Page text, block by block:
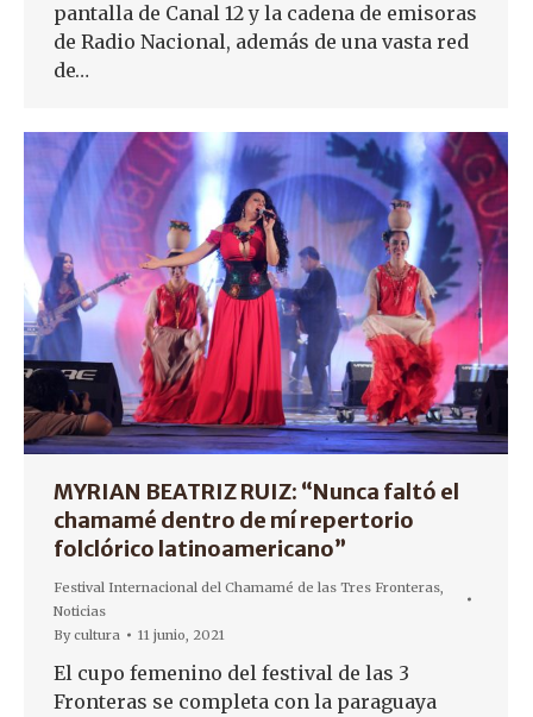
pantalla de Canal 12 y la cadena de emisoras
de Radio Nacional, además de una vasta red
de…
MYRIAN BEATRIZ RUIZ: “Nunca faltó el
chamamé dentro de mí repertorio
folclórico latinoamericano”
Festival Internacional del Chamamé de las Tres Fronteras,
Noticias
Bycultura 11 junio, 2021
El cupo femenino del festival de las 3
Fronteras se completa con la paraguaya